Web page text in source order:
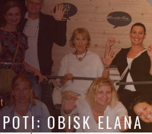
OBISK ELANA